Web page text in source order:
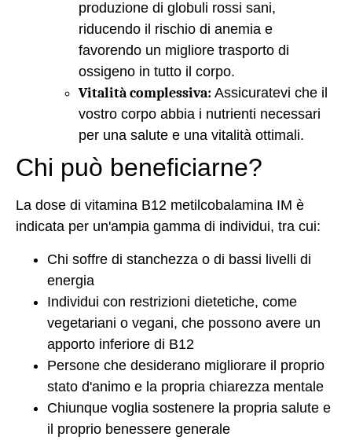
produzione di globuli rossi sani,
riducendo il rischio di anemia e
favorendo un migliore trasporto di
ossigeno in tutto il corpo.
Vitalità complessiva: Assicuratevi che il
vostro corpo abbia i nutrienti necessari
per una salute e una vitalità ottimali.
Chi può beneficiarne?
La dose di vitamina B12 metilcobalamina IM è
indicata per un'ampia gamma di individui, tra cui:
Chi soffre di stanchezza o di bassi livelli di
energia
Individui con restrizioni dietetiche, come
vegetariani o vegani, che possono avere un
apporto inferiore di B12
Persone che desiderano migliorare il proprio
stato d'animo e la propria chiarezza mentale
Chiunque voglia sostenere la propria salute e
il proprio benessere generale